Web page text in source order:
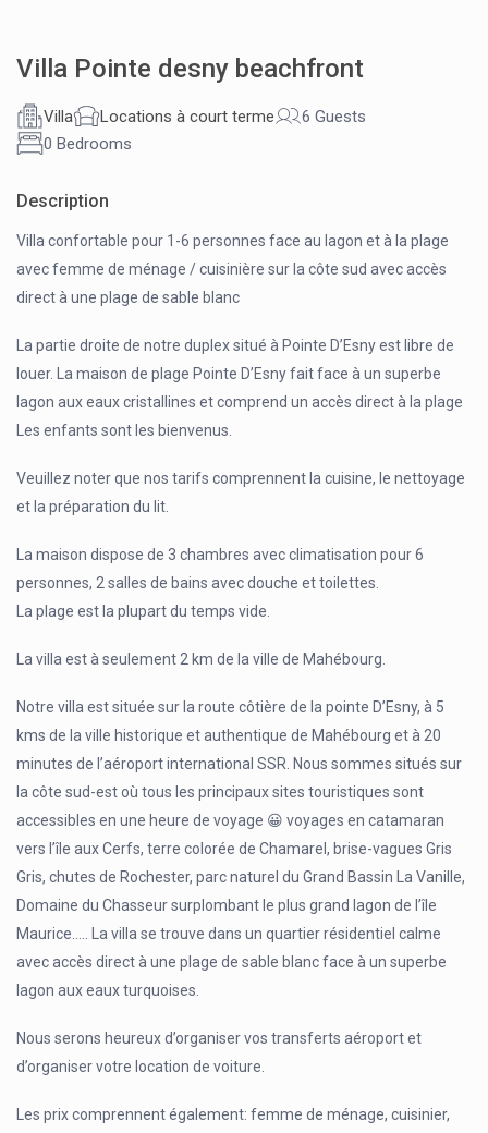
Villa Pointe desny beachfront
Villa Locations à court terme
6 Guests
0 Bedrooms
Description
Villa confortable pour 1-6 personnes face au lagon et à la plage
avec femme de ménage / cuisinière sur la côte sud avec accès
direct à une plage de sable blanc
La partie droite de notre duplex situé à Pointe D’Esny est libre de
louer. La maison de plage Pointe D’Esny fait face à un superbe
lagon aux eaux cristallines et comprend un accès direct à la plage
Les enfants sont les bienvenus.
Veuillez noter que nos tarifs comprennent la cuisine, le nettoyage
et la préparation du lit.
La maison dispose de 3 chambres avec climatisation pour 6
personnes, 2 salles de bains avec douche et toilettes.
La plage est la plupart du temps vide.
La villa est à seulement 2 km de la ville de Mahébourg.
Notre villa est située sur la route côtière de la pointe D’Esny, à 5
kms de la ville historique et authentique de Mahébourg et à 20
minutes de l’aéroport international SSR. Nous sommes situés sur
la côte sud-est où tous les principaux sites touristiques sont
accessibles en une heure de voyage 😀 voyages en catamaran
vers l’île aux Cerfs, terre colorée de Chamarel, brise-vagues Gris
Gris, chutes de Rochester, parc naturel du Grand Bassin La Vanille,
Domaine du Chasseur surplombant le plus grand lagon de l’île
Maurice….. La villa se trouve dans un quartier résidentiel calme
avec accès direct à une plage de sable blanc face à un superbe
lagon aux eaux turquoises.
Nous serons heureux d’organiser vos transferts aéroport et
d’organiser votre location de voiture.
Les prix comprennent également: femme de ménage, cuisinier,